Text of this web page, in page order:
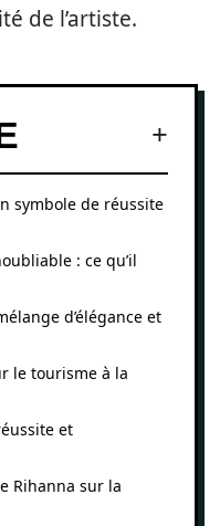
de l’artiste.
symbole de réussite
: ce qu’il
d’élégance et
le tourisme à la
et
Rihanna sur la